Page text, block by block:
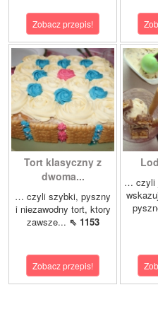
Zobacz przepis!
Tort klasyczny z
dwoma...
… czyli szybki, pyszny
i niezawodny tort, ktory
zawsze... ⇖ 1153
Zobacz przepis!
… czyli